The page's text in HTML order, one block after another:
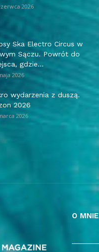
2026
Ska Electro Circus w
Sączu. Powrót do
gdzie...
2026
wydarzenia z duszą.
2026
2026
O MNIE